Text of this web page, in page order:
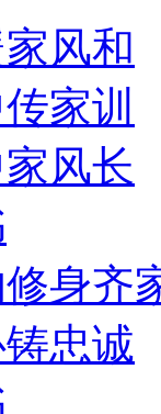
风和
家训
风长
身齐
忠诚